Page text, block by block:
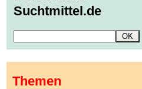
Suchtmittel.de
Themen